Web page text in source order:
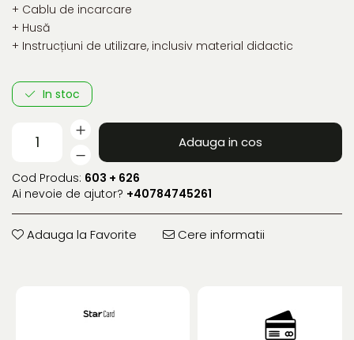
+ Cablu de incarcare
+ Husă
+ Instrucțiuni de utilizare, inclusiv material didactic
In stoc
Adauga in cos
Cod Produs: 603 + 626
Ai nevoie de ajutor? +40784745261
Adauga la Favorite Cere informatii